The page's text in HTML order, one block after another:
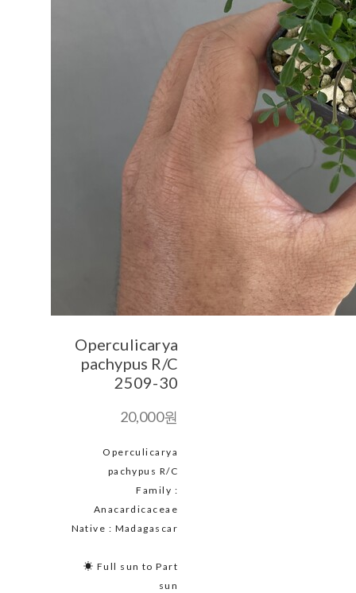
Operculicarya
pachypus R/C
2509-30
20,000원
Operculicarya
pachypus R/C
Family :
Anacardicaceae
Native : Madagascar
☀ Full sun to Part
sun